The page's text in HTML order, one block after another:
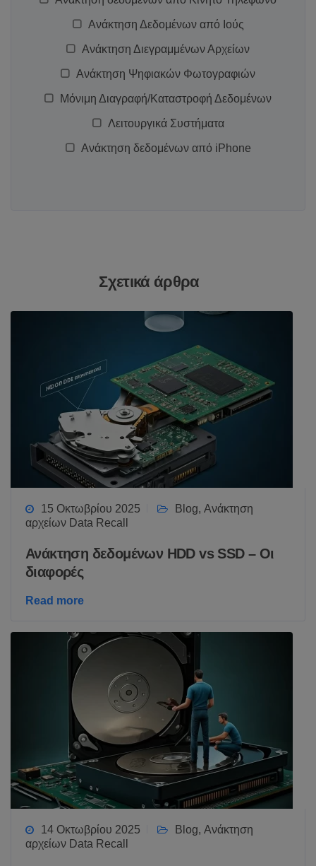
Ανάκτηση Δεδομένων από Ιούς
Ανάκτηση Διεγραμμένων Αρχείων
Ανάκτηση Ψηφιακών Φωτογραφιών
Μόνιμη Διαγραφή/Καταστροφή Δεδομένων
Λειτουργικά Συστήματα
Ανάκτηση δεδομένων από iPhone
Σχετικά άρθρα
15 Οκτωβρίου 2025 Blog, Ανάκτηση
αρχείων Data Recall
Ανάκτηση δεδομένων HDD vs SSD – Οι
διαφορές
Read more
14 Οκτωβρίου 2025 Blog, Ανάκτηση
αρχείων Data Recall